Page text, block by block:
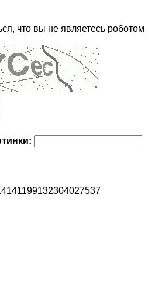
что вы не являетесь роботом